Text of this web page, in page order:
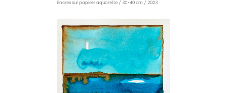
Encres sur papiers aquarelle / 30×40 cm / 2023